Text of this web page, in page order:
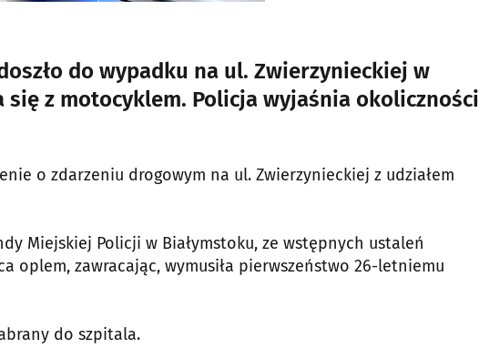
do wypadku na ul. Zwierzynieckiej w
się z motocyklem. Policja wyjaśnia okoliczności
o zdarzeniu drogowym na ul. Zwierzynieckiej z udziałem
Miejskiej Policji w Białymstoku, ze wstępnych ustaleń
oplem, zawracając, wymusiła pierwszeństwo 26-letniemu
do szpitala.